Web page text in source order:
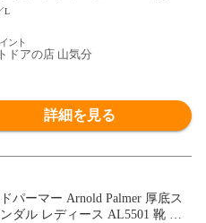
ラップ ベルクロ キャンプ レジ
通学 デイリー トラベル 女性 フ
AL5501 ベｰジュ
L
ドアの店 山気分
詳細を見る
パーマー Arnold Palmer 厚底ス
ダル レディース AL5501 靴 シ